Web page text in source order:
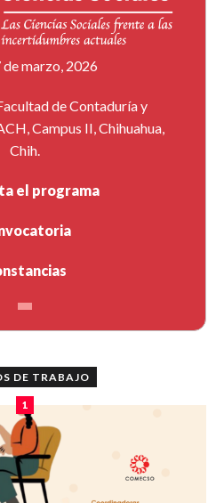
de marzo, 2026
de Contaduría y
Campus II, Chihuahua,
Chih.
el programa
DE TRABAJO
1